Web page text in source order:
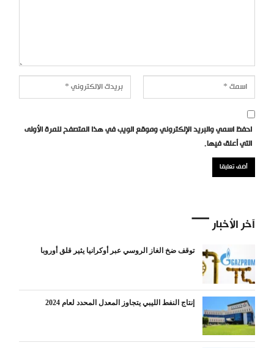
احفظ اسمي والبريد الإلكتروني وموقع الويب في هذا المتصفح للمرة الأولى
التي أعلق فيها.
آخر الأخبار
توقف ضخ الغاز الروسي عبر أوكرانيا يثير قلق أوروبا
إنتاج النفط الليبي يتجاوز المعدل المحدد لعام 2024